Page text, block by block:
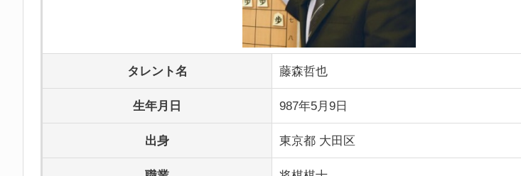
タレント名 藤森哲也
生年月日 987年5月9日
出身 東京都 大田区